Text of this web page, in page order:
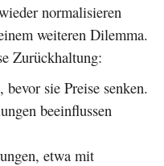
normalisieren
weiteren Dilemma.
Zurückhaltung:
sie Preise senken.
beeinflussen
etwa mit